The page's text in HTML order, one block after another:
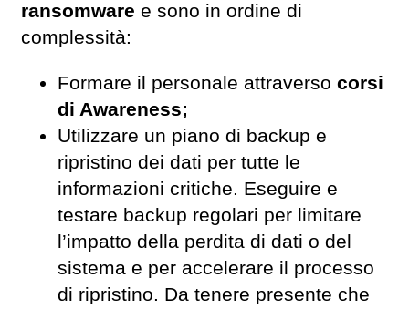
ransomware e sono in ordine di
complessità:
Formare il personale attraverso corsi
di Awareness;
Utilizzare un piano di backup e
ripristino dei dati per tutte le
informazioni critiche. Eseguire e
testare backup regolari per limitare
l’impatto della perdita di dati o del
sistema e per accelerare il processo
di ripristino. Da tenere presente che